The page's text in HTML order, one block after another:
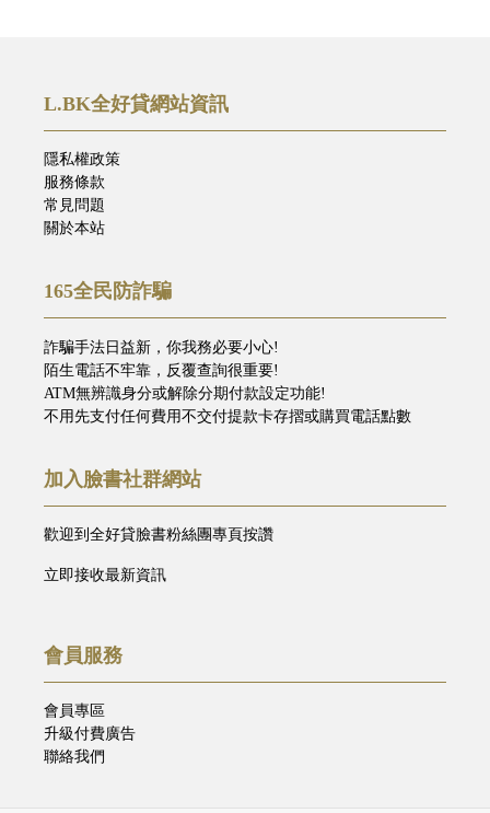
L.BK全好貸網站資訊
隱私權政策
服務條款
常見問題
關於本站
165全民防詐騙
詐騙手法日益新，你我務必要小心!
陌生電話不牢靠，反覆查詢很重要!
ATM無辨識身分或解除分期付款設定功能!
不用先支付任何費用不交付提款卡存摺或購買電話點數
加入臉書社群網站
歡迎到全好貸臉書粉絲團專頁按讚
立即接收最新資訊
會員服務
會員專區
升級付費廣告
聯絡我們